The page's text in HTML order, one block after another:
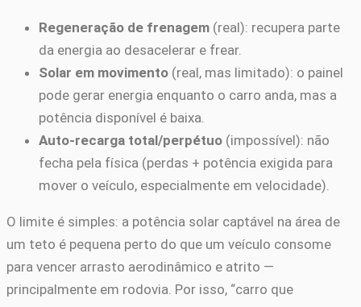
Regeneração de frenagem (real): recupera parte
da energia ao desacelerar e frear.
Solar em movimento (real, mas limitado): o painel
pode gerar energia enquanto o carro anda, mas a
potência disponível é baixa.
Auto-recarga total/perpétuo (impossível): não
fecha pela física (perdas + potência exigida para
mover o veículo, especialmente em velocidade).
O limite é simples: a potência solar captável na área de
um teto é pequena perto do que um veículo consome
para vencer arrasto aerodinâmico e atrito —
principalmente em rodovia. Por isso, “carro que